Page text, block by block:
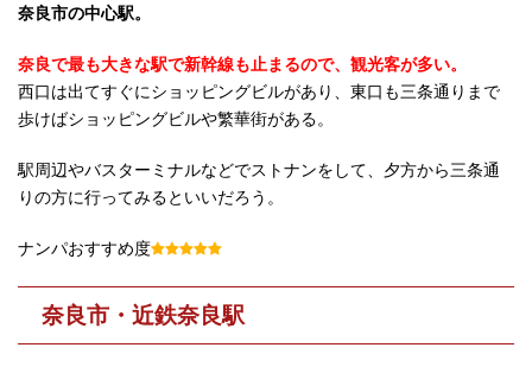
奈良市の中心駅。
奈良で最も大きな駅で新幹線も止まるので、観光客が多い。
西口は出てすぐにショッピングビルがあり、東口も三条通りまで
歩けばショッピングビルや繁華街がある。
駅周辺やバスターミナルなどでストナンをして、夕方から三条通
りの方に行ってみるといいだろう。
ナンパおすすめ度
奈良市・近鉄奈良駅